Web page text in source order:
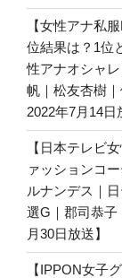
【女性アナ私
位結果は？1位
性アナオシャ
帆｜松友杏樹
2022年7月14日
【日本テレビ
ァッションコ
ルナンデス｜
選G｜郡司恭子
月30日放送】
【IPPON女子